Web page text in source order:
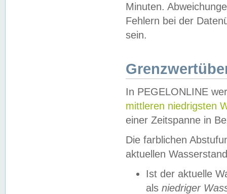
Minuten.
Fehlern bei der
sein.
In PEGELONLINE
mittleren niedrigsten
einer Zeitspanne in
Die farblichen
aktuellen
Ist der aktuelle
als niedriger